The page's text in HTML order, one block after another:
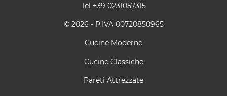
Tel +39 0231057315
© 2026 - P.IVA 00720850965
Cucine Moderne
Cucine Classiche
Pareti Attrezzate